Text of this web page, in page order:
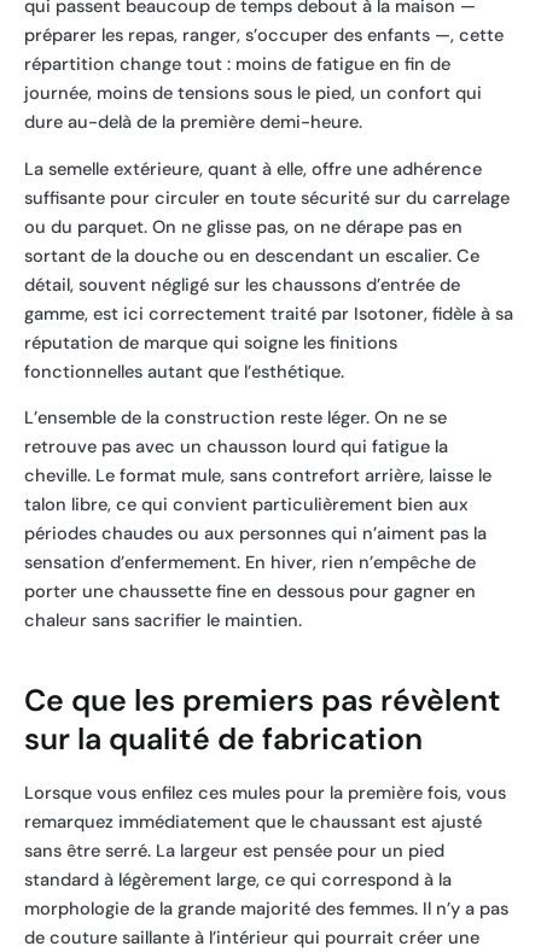
qui passent beaucoup de temps debout à la maison —
préparer les repas, ranger, s’occuper des enfants —, cette
répartition change tout : moins de fatigue en fin de
journée, moins de tensions sous le pied, un confort qui
dure au-delà de la première demi-heure.
La semelle extérieure, quant à elle, offre une adhérence
suffisante pour circuler en toute sécurité sur du carrelage
ou du parquet. On ne glisse pas, on ne dérape pas en
sortant de la douche ou en descendant un escalier. Ce
détail, souvent négligé sur les chaussons d’entrée de
gamme, est ici correctement traité par Isotoner, fidèle à sa
réputation de marque qui soigne les finitions
fonctionnelles autant que l’esthétique.
L’ensemble de la construction reste léger. On ne se
retrouve pas avec un chausson lourd qui fatigue la
cheville. Le format mule, sans contrefort arrière, laisse le
talon libre, ce qui convient particulièrement bien aux
périodes chaudes ou aux personnes qui n’aiment pas la
sensation d’enfermement. En hiver, rien n’empêche de
porter une chaussette fine en dessous pour gagner en
chaleur sans sacrifier le maintien.
Ce que les premiers pas révèlent
sur la qualité de fabrication
Lorsque vous enfilez ces mules pour la première fois, vous
remarquez immédiatement que le chaussant est ajusté
sans être serré. La largeur est pensée pour un pied
standard à légèrement large, ce qui correspond à la
morphologie de la grande majorité des femmes. Il n’y a pas
de couture saillante à l’intérieur qui pourrait créer une